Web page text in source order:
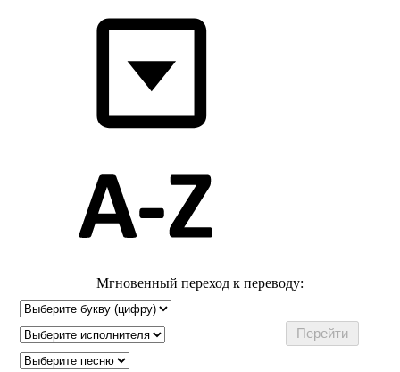
Мгновенный переход к переводу: